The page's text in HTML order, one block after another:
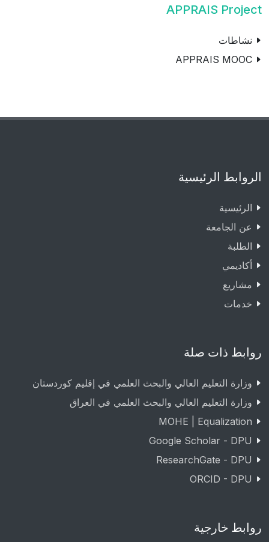
APPRAIS Project
نشاطات
APPRAIS MOOC
الروابط الرئيسية
الرئيسية
عن الجامعة
الطلبة
أكاديمي
مشاريع
خدمات
روابط ذات صلة
وزارة التعليم العالي والبحث العلمي في إقليم كوردستان
وزارة التعليم العالي والبحث العلمي في العراق
MOHE | Equalization
Google Scholar - DPU
ResearchGate - DPU
ORCID - DPU
روابط خارجية